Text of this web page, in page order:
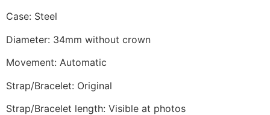
Case: Steel
Diameter: 34mm without crown
Movement: Automatic
Strap/Bracelet: Original
Strap/Bracelet length: Visible at photos